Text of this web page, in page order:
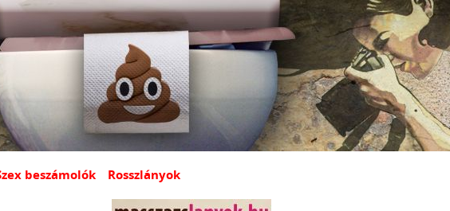
beszámolók Rosszlányok